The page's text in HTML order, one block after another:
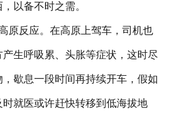
以备不时之需。
反应。在高原上驾车，司机也
生呼吸累、头胀等症状，这时尽
歇息一段时间再持续开车，假如
就医或许赶快转移到低海拔地